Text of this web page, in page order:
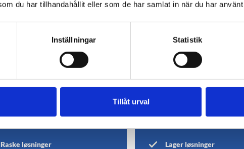
du har tillhandahållit eller som de har samlat in när du har
Inställningar Statistik
Tillåt urval
Raske løsninger Lager løsninger